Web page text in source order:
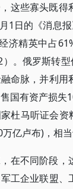
这些寡头既得
1日的《消息
济精英中占
）。俄罗斯转
命脉，并利用
国有资产损失
杜马听证会
亿卢布)，相
在不同阶段，
工企业联盟、